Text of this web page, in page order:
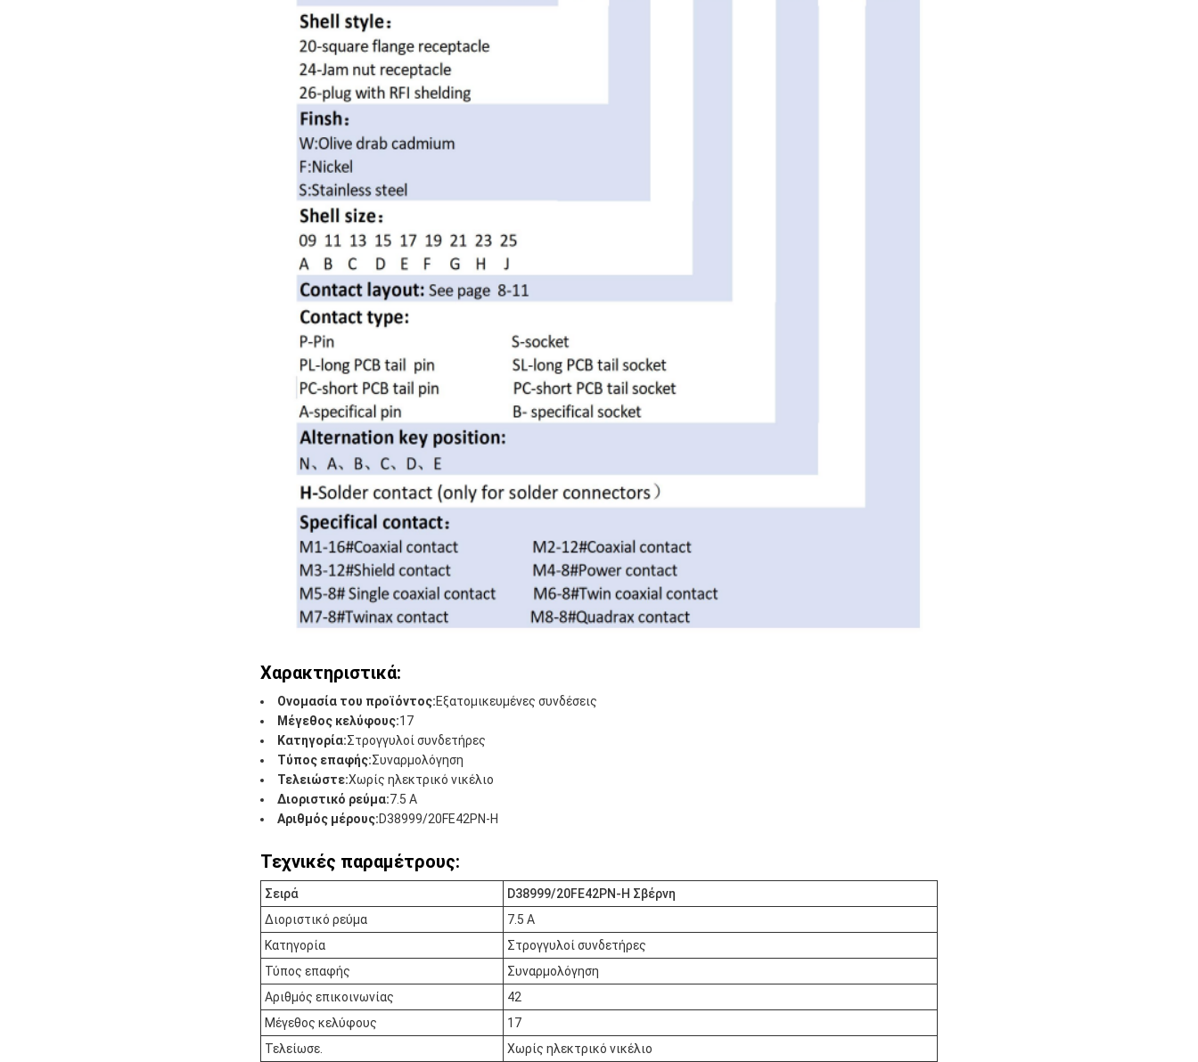
Χαρακτηριστικά:
Ονομασία του προϊόντος:Εξατομικευμένες συνδέσεις
Μέγεθος κελύφους:17
Κατηγορία:Στρογγυλοί συνδετήρες
Τύπος επαφής:Συναρμολόγηση
Τελειώστε:Χωρίς ηλεκτρικό νικέλιο
Διοριστικό ρεύμα:7.5 Α
Αριθμός μέρους:D38999/20FE42PN-H
Τεχνικές παραμέτρους:
Σειρά
D38999/20FE42PN-H Σβέρνη
Διοριστικό ρεύμα
7.5 Α
Κατηγορία
Στρογγυλοί συνδετήρες
Τύπος επαφής
Συναρμολόγηση
Αριθμός επικοινωνίας
42
Μέγεθος κελύφους
17
Τελείωσε.
Χωρίς ηλεκτρικό νικέλιο